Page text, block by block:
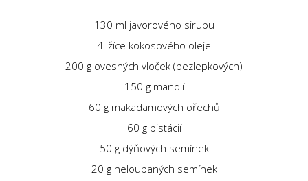
130 ml javorového sirupu
4 lžíce kokosového oleje
200 g ovesných vloček (bezlepkových)
150 g mandlí
60 g makadamových ořechů
60 g pistácií
50 g dýňových semínek
20 g neloupaných semínek